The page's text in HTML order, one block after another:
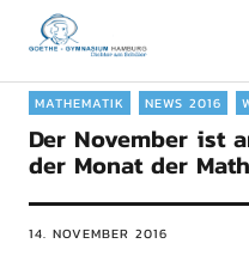
Goethe-
MATHEMATIK NEWS 2016
Der November ist
der Monat der
14. NOVEMBER 2016